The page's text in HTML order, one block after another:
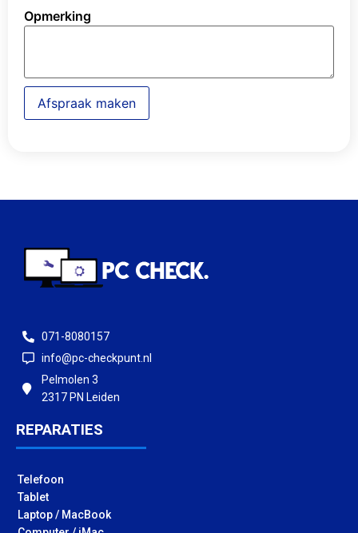
Opmerking
Afspraak maken
071-8080157
info@pc-checkpunt.nl
Pelmolen 3
2317 PN Leiden
REPARATIES
Telefoon
Tablet
Laptop / MacBook